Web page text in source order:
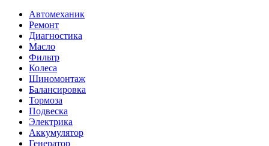
Автомеханик
Ремонт
Диагностика
Масло
Фильтр
Колеса
Шиномонтаж
Балансировка
Тормоза
Подвеска
Электрика
Аккумулятор
Генератор